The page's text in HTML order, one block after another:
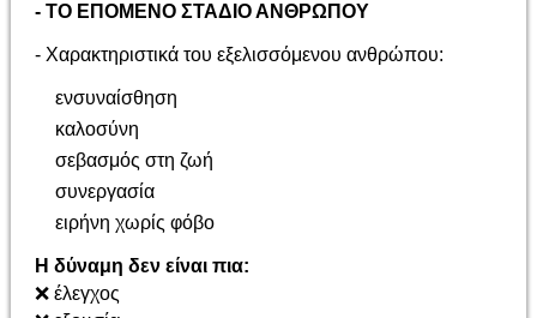
-ΤΟ ΕΠΟΜΕΝΟ ΣΤΑΔΙΟ ΑΝΘΡΩΠΟΥ
- Χαρακτηριστικά του εξελισσόμενου ανθρώπου:
ενσυναίσθηση
καλοσύνη
σεβασμός στη ζωή
συνεργασία
ειρήνη χωρίς φόβο
Η δύναμη δεν είναι πια:
❌ έλεγχος